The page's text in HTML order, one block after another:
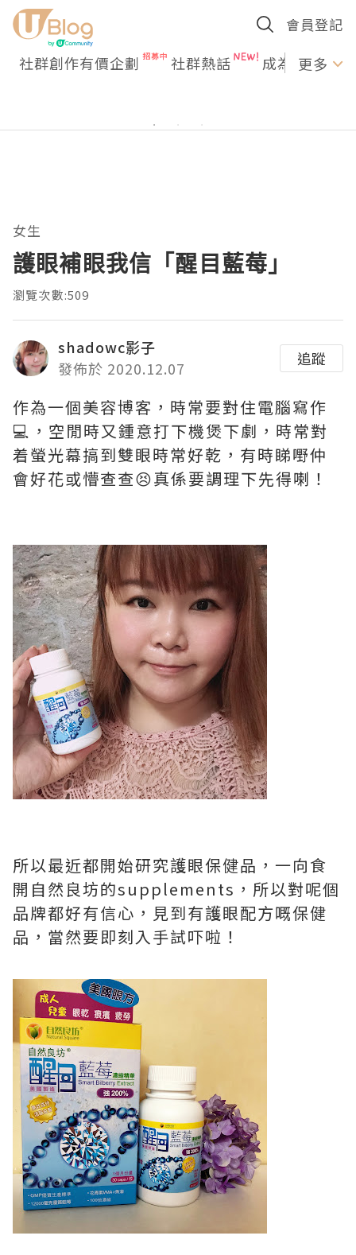
會員登記
社群創作有價企劃 社群熱話 成為U更多
女生
護眼補眼我信「醒目藍莓」
瀏覽次數:509
shadowc影子
發佈於 2020.12.07
追蹤
作為一個美容博客，時常要對住電腦寫作
💻，空閒時又鍾意打下機煲下劇，時常對
着螢光幕搞到雙眼時常好乾，有時睇嘢仲
會好花或懵查查😣真係要調理下先得喇！
所以最近都開始研究護眼保健品，一向食
開自然良坊的supplements，所以對呢個
品牌都好有信心，見到有護眼配方嘅保健
品，當然要即刻入手試吓啦！